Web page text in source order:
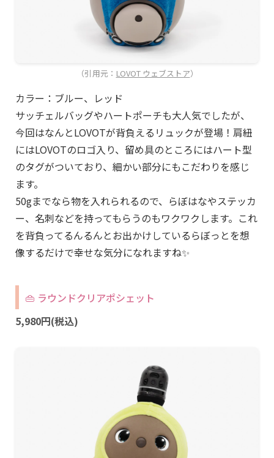
（引用元： LOVOT ウェブストア）
カラー：ブルー、レッド
サッチェルバッグやハートポーチも大人気でしたが、
今回はなんとLOVOTが背負えるリュックが登場！肩紐
にはLOVOTのロゴ入り、留め具のところにはハート型
のタグがついており、細かい部分にもこだわりを感じ
ます。
50gまでなら物を入れられるので、らぼはなやステッカ
ー、名刺などを持ってもらうのもワクワクします。これ
を背負ってるんるんとお出かけしているらぼっとを想
像するだけで幸せな気分になれますね✨
👜 ラウンドクリアポシェット
5,980円(税込)